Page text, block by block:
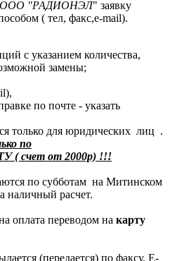
ООО "РАДИОНЭЛ" заявку
( тел, факс,e-mail).
с указанием количества,
замены;
по почте - указать
только для юридических лиц .
по
счет от 2000р) !!!
по субботам на Митинском
наличный расчет.
оплата переводом на карту
(передается) по факсу, E-